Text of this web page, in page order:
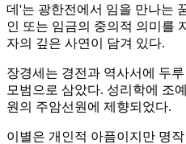
데'는 광한전에서 임을 만나는
인 또는 임금의 중의적 의미를
자의 깊은 사연이 담겨 있다.
장경세는 경전과 역사서에 두
모범으로 삼았다. 성리학에 조
원의 주암선원에 제향되었다.
이별은 개인적 아픔이지만 명